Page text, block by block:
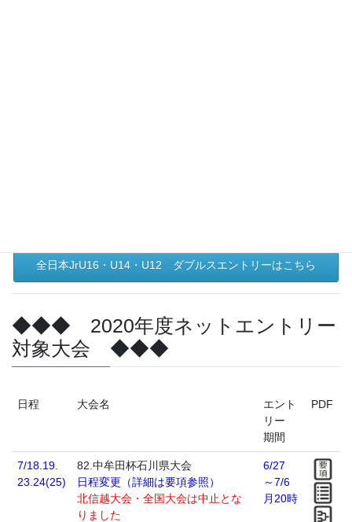
全日本JrU16・U14・U12 ダブルスエントリーはこちら
◆◆◆ 2020年度ネットエントリー
対象大会 ◆◆◆
日程 大会名
エント
リー
期間
PDF
7/18.19.
23.24(25)
82.中牟田杯石川県大会
日程変更（詳細は要項参照）
北信越大会・全国大会は中止とな
りました
6/27
～7/6
月20時